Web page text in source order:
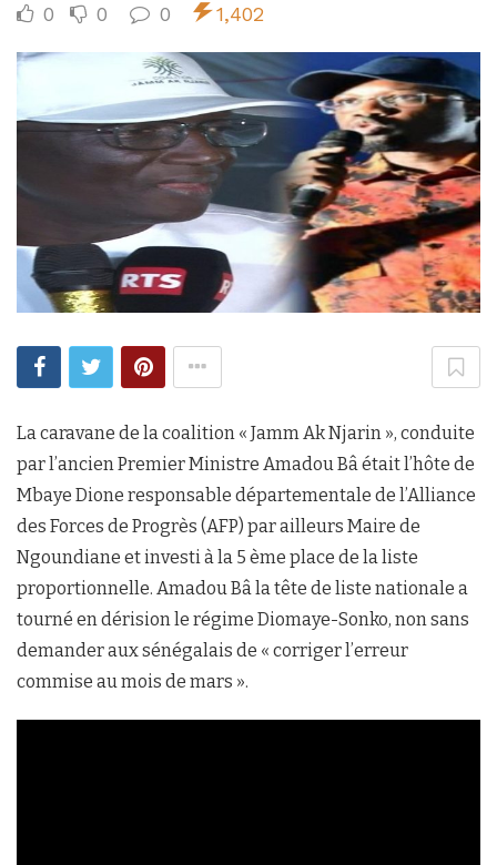
0 0 0 1,402
La caravane de la coalition « Jamm Ak Njarin », conduite
par l’ancien Premier Ministre Amadou Bâ était l’hôte de
Mbaye Dione responsable départementale de l’Alliance
des Forces de Progrès (AFP) par ailleurs Maire de
Ngoundiane et investi à la 5 ème place de la liste
proportionnelle. Amadou Bâ la tête de liste nationale a
tourné en dérision le régime Diomaye-Sonko, non sans
demander aux sénégalais de « corriger l’erreur
commise au mois de mars ».